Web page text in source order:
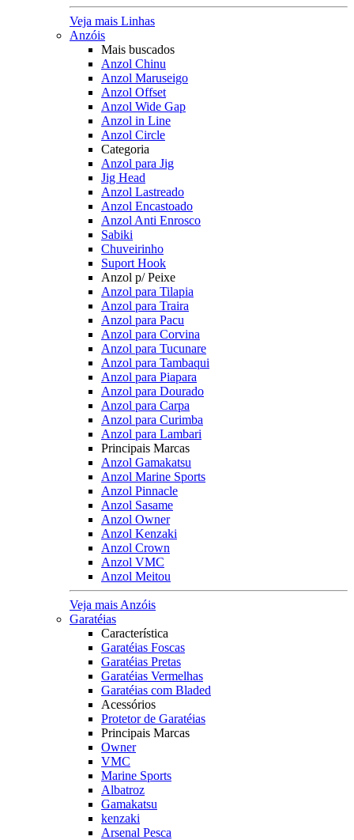
Veja mais Linhas
Anzóis
Mais buscados
Anzol Chinu
Anzol Maruseigo
Anzol Offset
Anzol Wide Gap
Anzol in Line
Anzol Circle
Categoria
Anzol para Jig
Jig Head
Anzol Lastreado
Anzol Encastoado
Anzol Anti Enrosco
Sabiki
Chuveirinho
Suport Hook
Anzol p/ Peixe
Anzol para Tilapia
Anzol para Traira
Anzol para Pacu
Anzol para Corvina
Anzol para Tucunare
Anzol para Tambaqui
Anzol para Piapara
Anzol para Dourado
Anzol para Carpa
Anzol para Curimba
Anzol para Lambari
Principais Marcas
Anzol Gamakatsu
Anzol Marine Sports
Anzol Pinnacle
Anzol Sasame
Anzol Owner
Anzol Kenzaki
Anzol Crown
Anzol VMC
Anzol Meitou
Veja mais Anzóis
Garatéias
Característica
Garatéias Foscas
Garatéias Pretas
Garatéias Vermelhas
Garatéias com Bladed
Acessórios
Protetor de Garatéias
Principais Marcas
Owner
VMC
Marine Sports
Albatroz
Gamakatsu
kenzaki
Arsenal Pesca